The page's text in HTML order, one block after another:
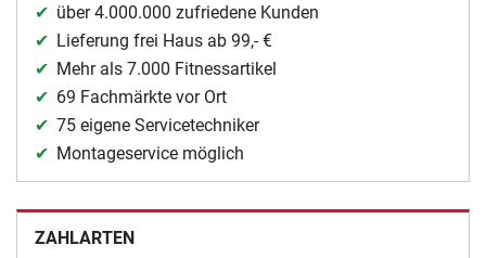
über 4.000.000 zufriedene Kunden
Lieferung frei Haus ab 99,- €
Mehr als 7.000 Fitnessartikel
69 Fachmärkte vor Ort
75 eigene Servicetechniker
Montageservice möglich
ZAHLARTEN